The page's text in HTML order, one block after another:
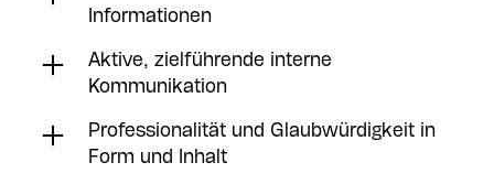
Informationen
Aktive, zielführende interne
Kommunikation
Professionalität und Glaubwürdigkeit in
Form und Inhalt